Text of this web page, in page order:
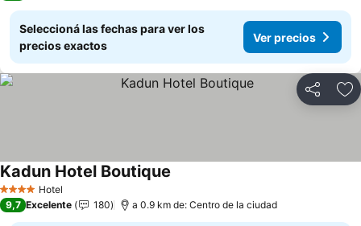
Seleccioná las fechas para ver los
precios exactos
Ver precios
Compartir
4 EstrellasHotel
Kadun Hotel Boutique
9,7 Excelente 180 a 0.9 km de: Centro de la ciudad